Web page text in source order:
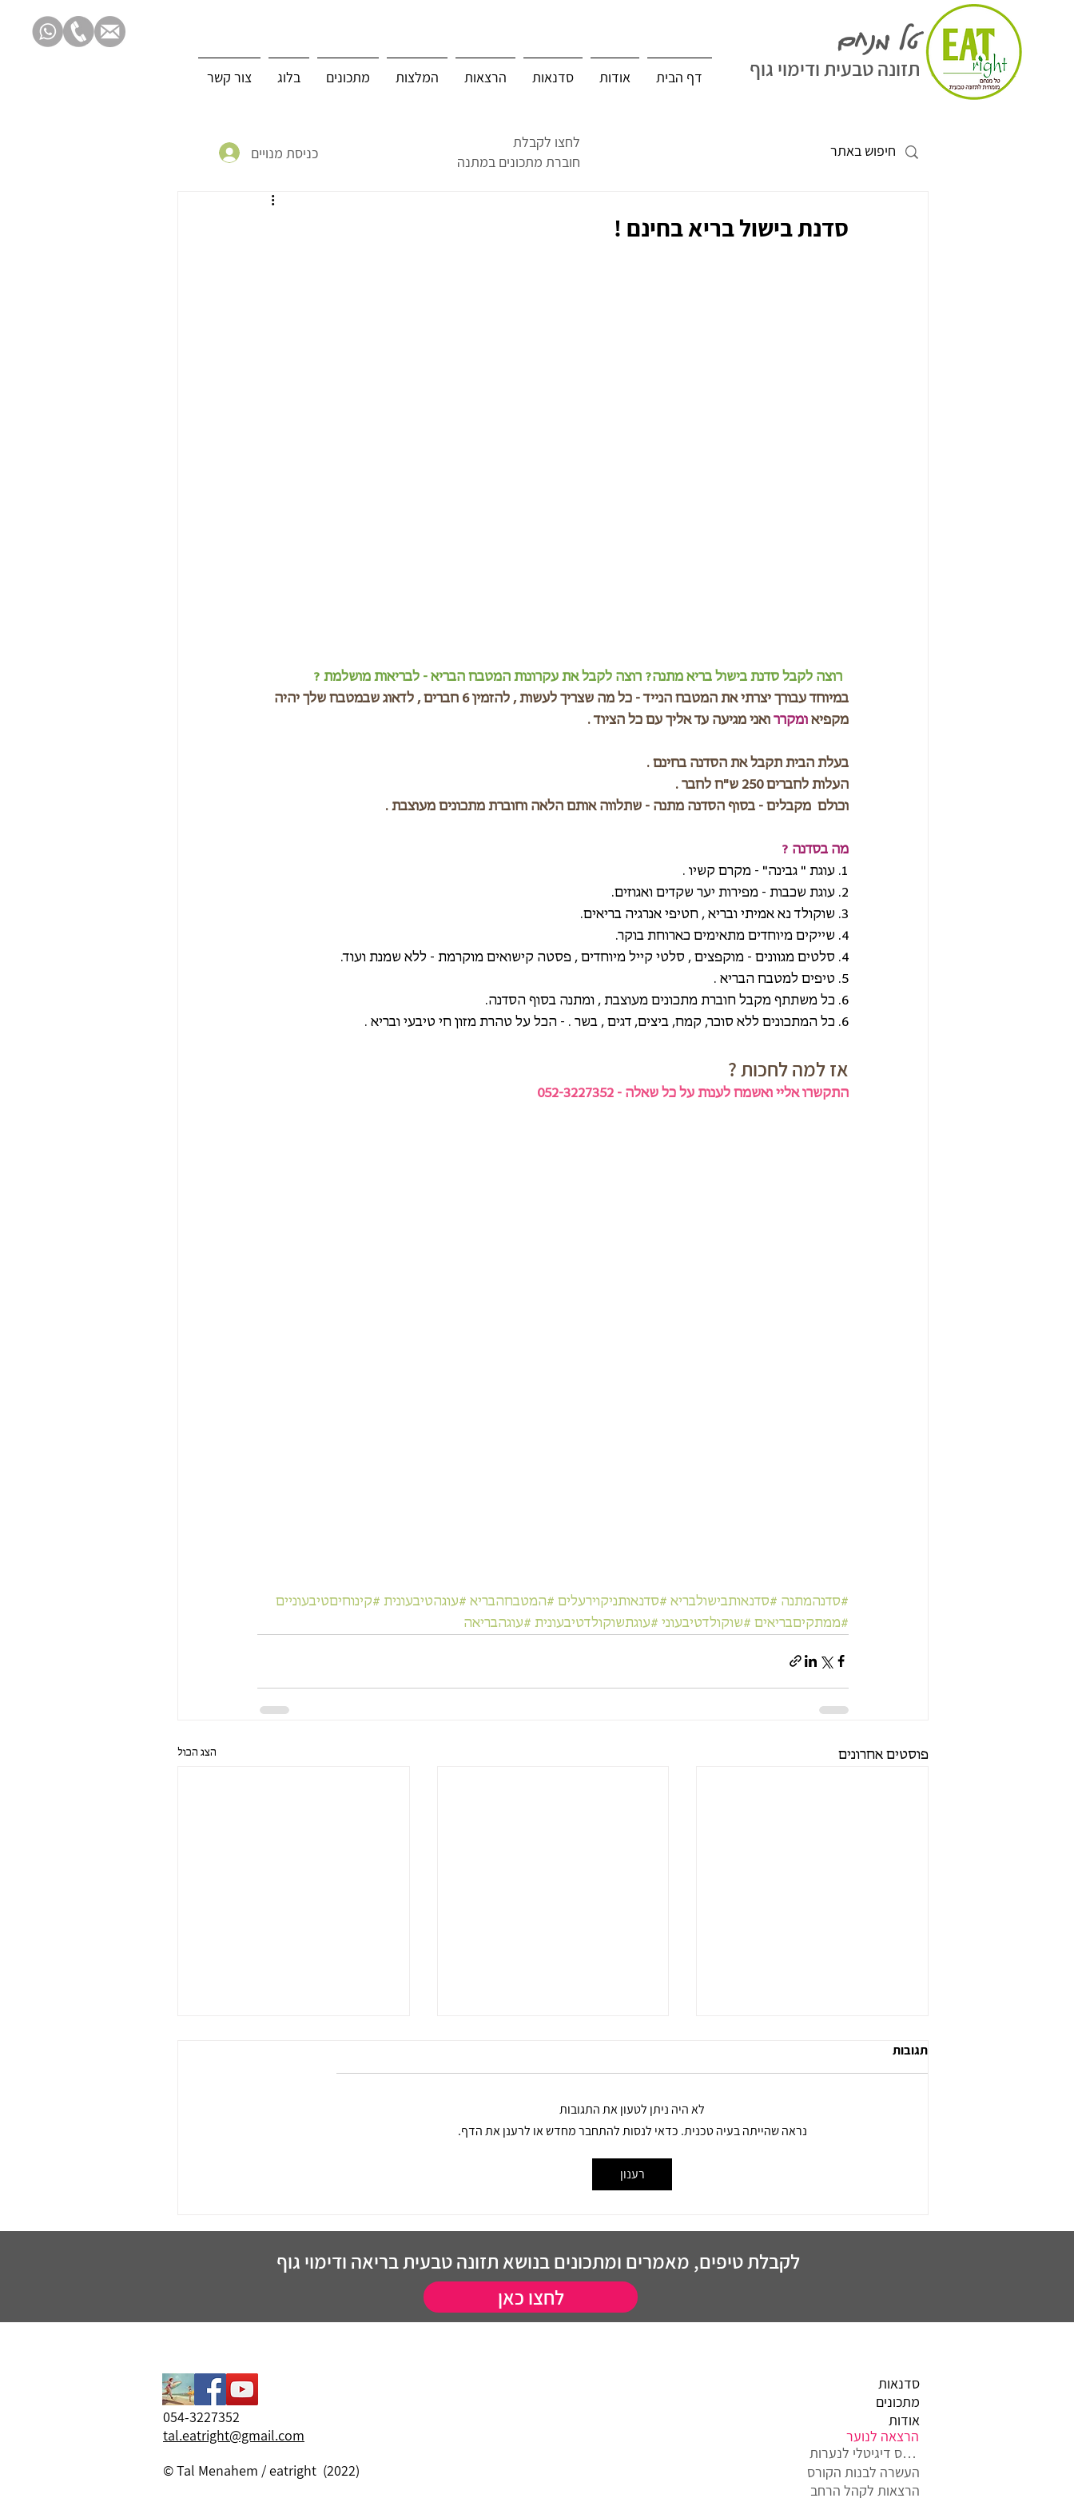
כניסת מנויים
דף הבית אודות סדנאות הרצאות המלצות מתכונים בלוג צור קשר
טל מנחם
תזונה טבעית ודימוי גוף
לחצו לקבלת
חוברת מתכונים במתנה
סדנת בישול בריא בחינם !
רוצה לקבל סדנת בישול בריא מתנה? רוצה לקבל את עקרונות המטבח הבריא - לבריאות מושלמת ?
במיוחד עבורך יצרתי את המטבח הנייד - כל מה שצריך לעשות , להזמין 6 חברים , לדאוג שבמטבח שלך יהיה
מקפיא ומקרר ואני מגיעה עד אליך עם כל הציוד .
בעלת הבית תקבל את הסדנה בחינם .
העלות לחברים 250 ש"ח לחבר .
וכולם  מקבלים - בסוף הסדנה מתנה - שתלווה אותם הלאה וחוברת מתכונים מעוצבת .
מה בסדנה ?
1. עוגת " גבינה" - מקרם קשיו .
2. עוגת שכבות - מפירות יער שקדים ואגוזים.
3. שוקולד נא אמיתי ובריא , חטיפי אנרגיה בריאים.
4. שייקים מיוחדים מתאימים כארוחת בוקר.
4. סלטים מגוונים - מוקפצים , סלטי קייל מיוחדים , פסטה קישואים מוקרמת - ללא שמנת ועוד.
5. טיפים למטבח הבריא .
6. כל משתתף מקבל חוברת מתכונים מעוצבת , ומתנה בסוף הסדנה.
6. כל המתכונים ללא סוכר, קמח, ביצים, דגים , בשר . - הכל על טהרת מזון חי טיבעי ובריא .
אז למה לחכות ?
התקשרו אליי ואשמח לענות על כל שאלה - 052-3227352
#סדנהמתנה #סדנאותבישולבריא #סדנאותניקוירעלים #המטבחהבריא #עוגהטיבעונית #קינוחיםטיבעוניים
#ממתקיםבריאים #שוקולדטיבעוני #עוגתשוקולדטיבעונית #עוגהבריאה
פוסטים אחרונים הצג הכול
תגובות
לא היה ניתן לטעון את התגובות
נראה שהייתה בעיה טכנית. כדאי לנסות להתחבר מחדש או לרענן את הדף.
רענון
לקבלת טיפים, מאמרים ומתכונים בנושא תזונה טבעית בריאה ודימוי גוף
לחצו כאן
054-3227352
tal.eatright@gmail.com
© Tal Menahem / eatright (2022)
סדנאות
מתכונים
אודות
הרצאה לנוער
קורס דיגיטלי לנערות
העשרה לבנות הקורס
הרצאות לקהל הרחב